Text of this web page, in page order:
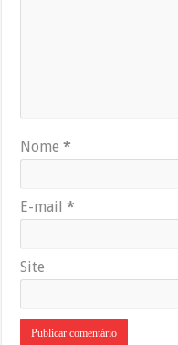
Nome*
E-mail*
Site